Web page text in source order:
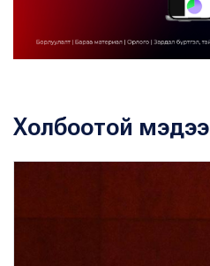
Холбоотой мэдээ